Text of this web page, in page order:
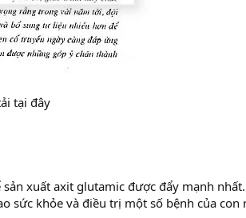
tại đây
xuất axit glutamic được đẩy mạnh
sức khỏe và điều trị một số bệnh của con